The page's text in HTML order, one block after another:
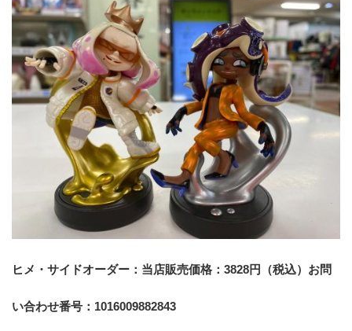
ヒメ・サイドオーダー：当店販売価格：3828円（税込）お問
い合わせ番号：1016009882843